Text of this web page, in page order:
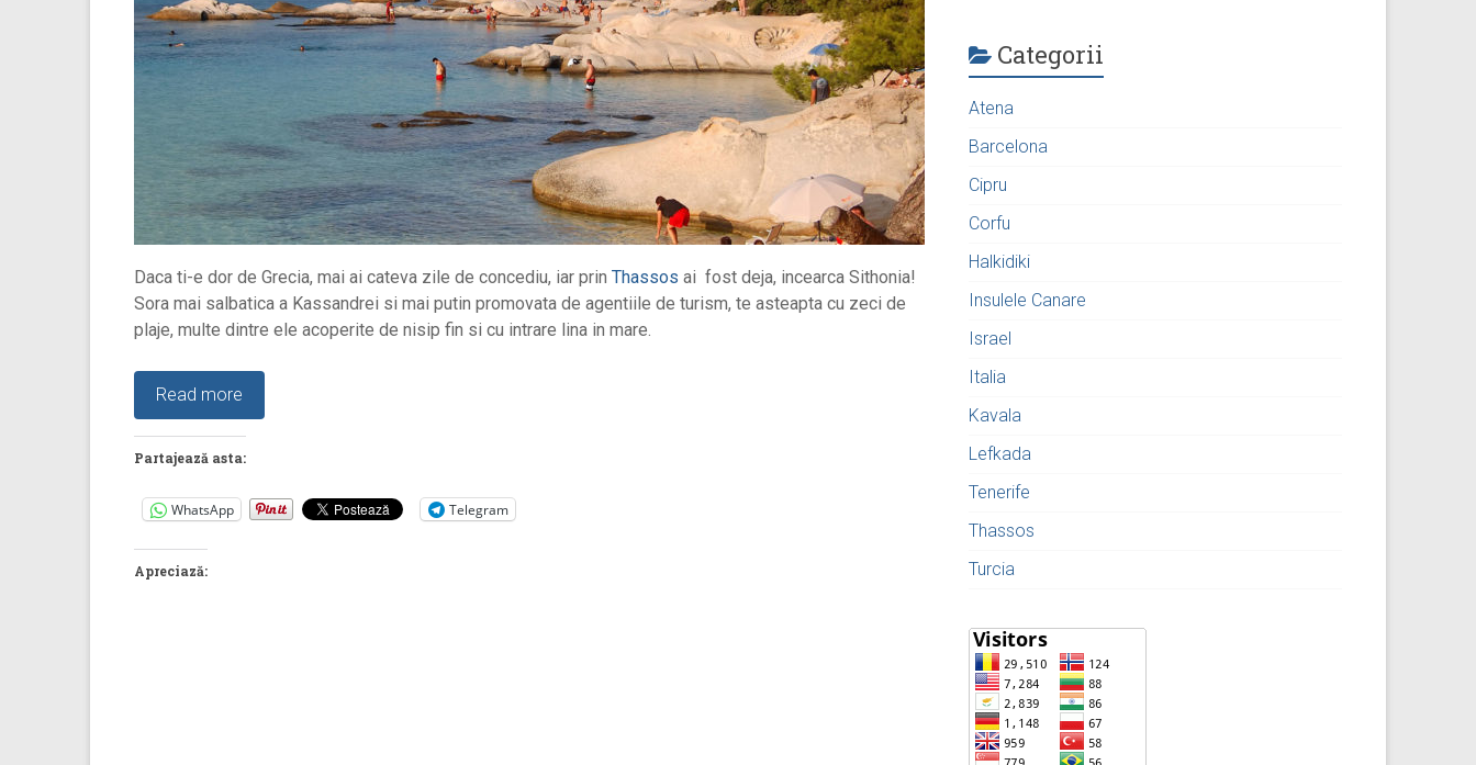
Daca ti-e dor de Grecia, mai ai cateva zile de concediu, iar prin Thassos ai fost deja, incearca Sithonia!
Sora mai salbatica a Kassandrei si mai putin promovata de agentiile de turism, te asteapta cu zeci de
plaje, multe dintre ele acoperite de nisip fin si cu intrare lina in mare.
Read more
Partajează asta:
WhatsApp Telegram
Apreciază:
Categorii
Atena
Barcelona
Cipru
Corfu
Halkidiki
Insulele Canare
Israel
Italia
Kavala
Lefkada
Tenerife
Thassos
Turcia